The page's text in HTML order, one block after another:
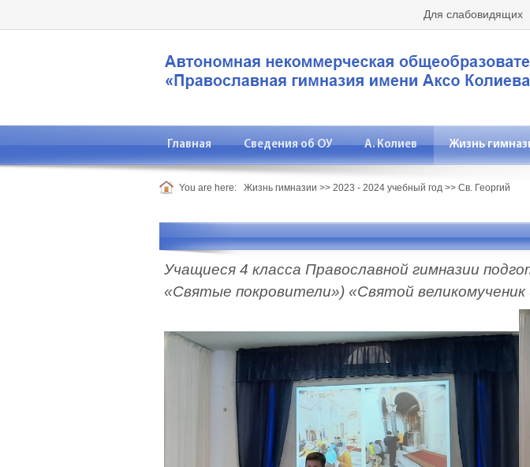
Для слабовидящих
Главная Сведения об ОУ А. Колиев Жизнь
You are here: Жизнь гимназии >> 2023 - 2024 учебный год >> Св. Георгий
Учащиеся 4 класса Православной гимназии
«Святые покровители») «Святой великомученик